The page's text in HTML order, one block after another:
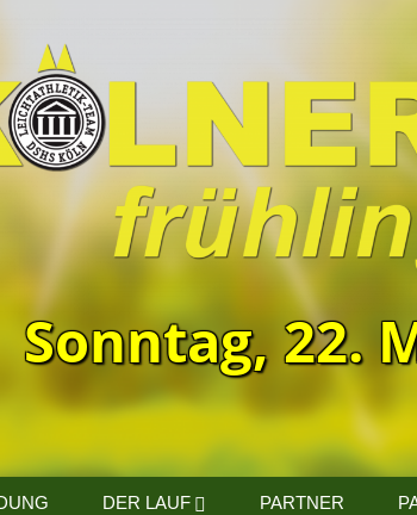
Sonntag, 22.
DER LAUF PARTNER